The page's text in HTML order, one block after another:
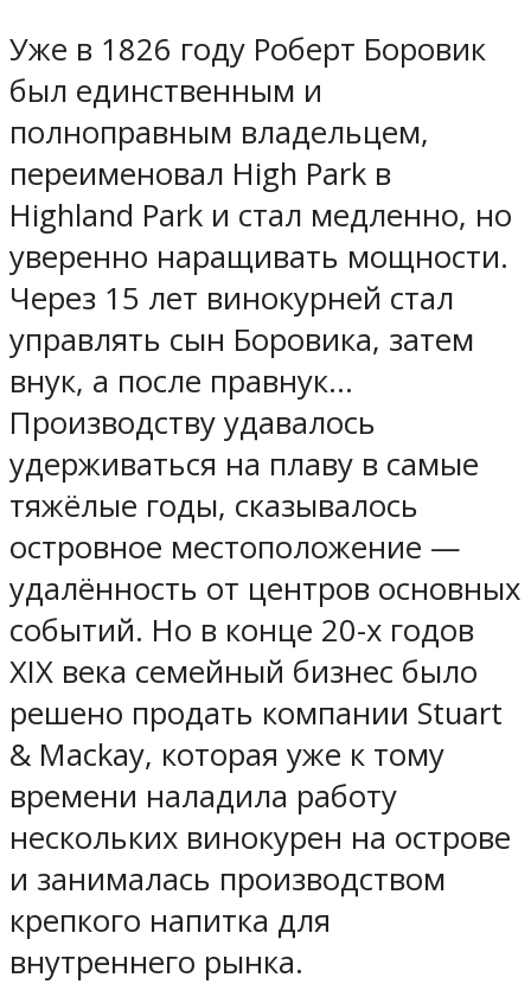
Уже в 1826 году Роберт Боровик
был единственным и
полноправным владельцем,
переименовал High Park в
Highland Park и стал медленно, но
уверенно наращивать мощности.
Через 15 лет винокурней стал
управлять сын Боровика, затем
внук, а после правнук…
Производству удавалось
удерживаться на плаву в самые
тяжёлые годы, сказывалось
островное местоположение —
удалённость от центров основных
событий. Но в конце 20-х годов
ХІХ века семейный бизнес было
решено продать компании Stuart
& Mackay, которая уже к тому
времени наладила работу
нескольких винокурен на острове
и занималась производством
крепкого напитка для
внутреннего рынка.